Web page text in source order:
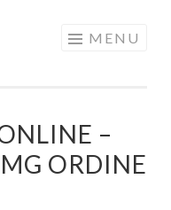
MENU
–
ORDINE